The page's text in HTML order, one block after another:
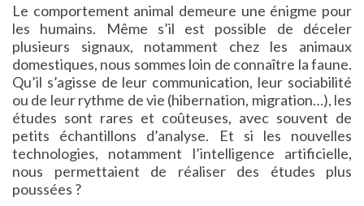
Le comportement animal demeure une énigme pour
les humains. Même s’il est possible de déceler
plusieurs signaux, notamment chez les animaux
domestiques, nous sommes loin de connaître la faune.
Qu’il s’agisse de leur communication, leur sociabilité
ou de leur rythme de vie (hibernation, migration…), les
études sont rares et coûteuses, avec souvent de
petits échantillons d’analyse. Et si les nouvelles
technologies, notamment l’intelligence artificielle,
nous permettaient de réaliser des études plus
poussées ?